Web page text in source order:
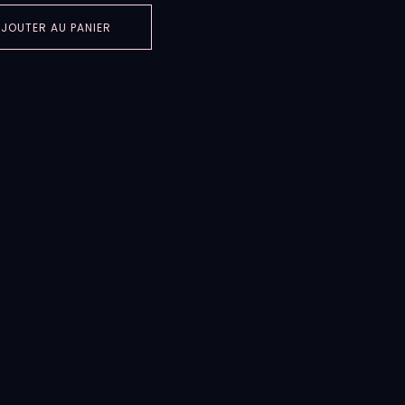
AU PANIER